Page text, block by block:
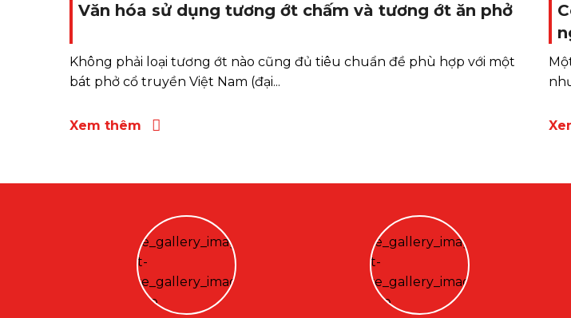
Văn hóa sử dụng tương ớt chấm và tương ớt ăn phở
Không phải loại tương ớt nào cũng đủ tiêu chuẩn đề phù hợp với một
bát phở cổ truyền Việt Nam (đại...
Xem thêm